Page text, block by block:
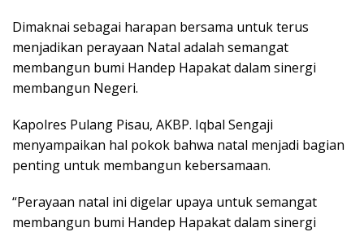
Dimaknai sebagai harapan bersama untuk terus
menjadikan perayaan Natal adalah semangat
membangun bumi Handep Hapakat dalam sinergi
membangun Negeri.
Kapolres Pulang Pisau, AKBP. Iqbal Sengaji
menyampaikan hal pokok bahwa natal menjadi bagian
penting untuk membangun kebersamaan.
“Perayaan natal ini digelar upaya untuk semangat
membangun bumi Handep Hapakat dalam sinergi